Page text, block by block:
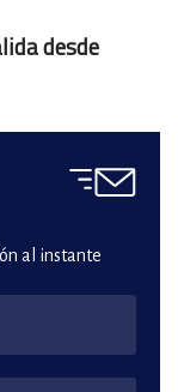
desde
al instante